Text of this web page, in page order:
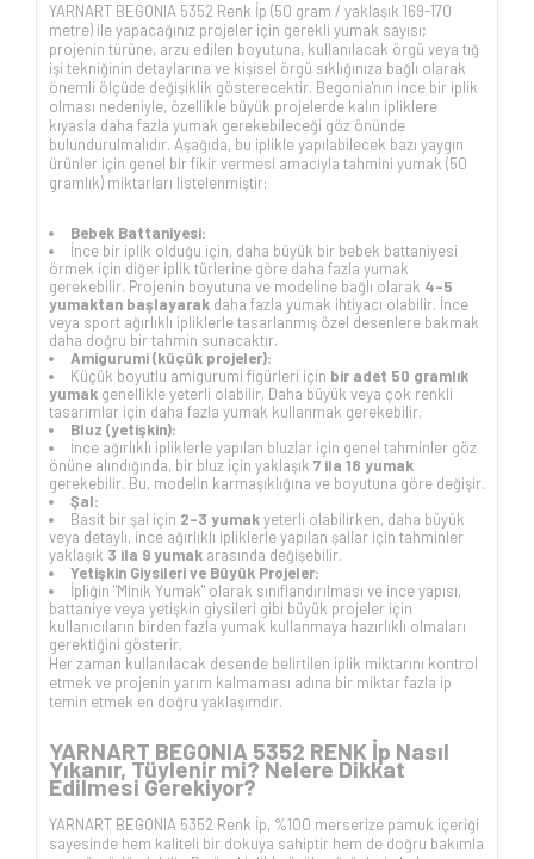
YARNART BEGONIA 5352 Renk İp (50 gram / yaklaşık 169-170
metre) ile yapacağınız projeler için gerekli yumak sayısı;
projenin türüne, arzu edilen boyutuna, kullanılacak örgü veya tığ
işi tekniğinin detaylarına ve kişisel örgü sıklığınıza bağlı olarak
önemli ölçüde değişiklik gösterecektir. Begonia'nın ince bir iplik
olması nedeniyle, özellikle büyük projelerde kalın ipliklere
kıyasla daha fazla yumak gerekebileceği göz önünde
bulundurulmalıdır. Aşağıda, bu iplikle yapılabilecek bazı yaygın
ürünler için genel bir fikir vermesi amacıyla tahmini yumak (50
gramlık) miktarları listelenmiştir:
Bebek Battaniyesi:
İnce bir iplik olduğu için, daha büyük bir bebek battaniyesi
örmek için diğer iplik türlerine göre daha fazla yumak
gerekebilir. Projenin boyutuna ve modeline bağlı olarak 4-5
yumaktan başlayarak daha fazla yumak ihtiyacı olabilir. İnce
veya sport ağırlıklı ipliklerle tasarlanmış özel desenlere bakmak
daha doğru bir tahmin sunacaktır.
Amigurumi (küçük projeler):
Küçük boyutlu amigurumi figürleri için bir adet 50 gramlık
yumak genellikle yeterli olabilir. Daha büyük veya çok renkli
tasarımlar için daha fazla yumak kullanmak gerekebilir.
Bluz (yetişkin):
İnce ağırlıklı ipliklerle yapılan bluzlar için genel tahminler göz
önüne alındığında, bir bluz için yaklaşık 7 ila 18 yumak
gerekebilir. Bu, modelin karmaşıklığına ve boyutuna göre değişir.
Şal:
Basit bir şal için 2-3 yumakyeterli olabilirken, daha büyük
veya detaylı, ince ağırlıklı ipliklerle yapılan şallar için tahminler
yaklaşık 3 ila 9 yumak arasında değişebilir.
Yetişkin Giysileri ve Büyük Projeler:
İpliğin "Minik Yumak" olarak sınıflandırılması ve ince yapısı,
battaniye veya yetişkin giysileri gibi büyük projeler için
kullanıcıların birden fazla yumak kullanmaya hazırlıklı olmaları
gerektiğini gösterir.
Her zaman kullanılacak desende belirtilen iplik miktarını kontrol
etmek ve projenin yarım kalmaması adına bir miktar fazla ip
temin etmek en doğru yaklaşımdır.
YARNART BEGONIA 5352 RENK İp Nasıl
Yıkanır, Tüylenir mi? Nelere Dikkat
Edilmesi Gerekiyor?
YARNART BEGONIA 5352 Renk İp, %100 merserize pamuk içeriği
sayesinde hem kaliteli bir dokuya sahiptir hem de doğru bakımla